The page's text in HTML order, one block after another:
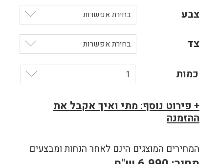
צבע בחירת אפשרות
צד בחירת אפשרות
כמות 1
+ פירוט נוסף: מתי ואיך אקבל את
ההזמנה
המחירים המוצגים הינם לאחר הנחות ומבצעים